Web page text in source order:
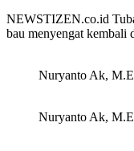
NEWSTIZEN.co.id
bau menyengat
Nuryanto Ak,
Nuryanto Ak,